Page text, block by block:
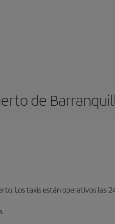
de
Los taxis están operativos las